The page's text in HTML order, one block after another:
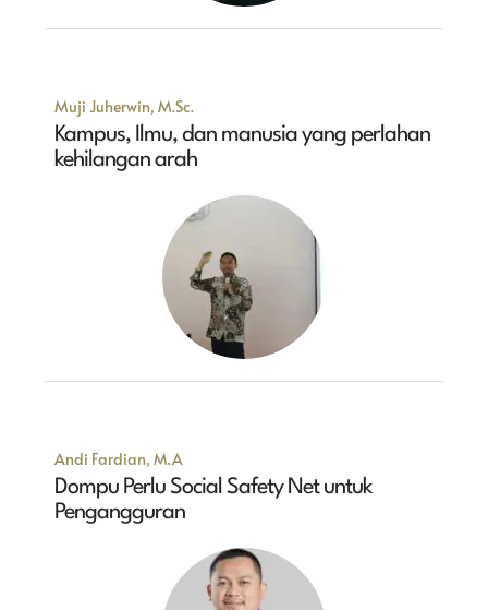
Muji Juherwin, M.Sc.
Kampus, Ilmu, dan manusia yang perlahan
kehilangan arah
Andi Fardian, M.A
Dompu Perlu Social Safety Net untuk
Pengangguran